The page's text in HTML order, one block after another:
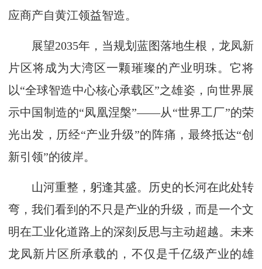
应商产自黄江领益智造。
展望2035年，当规划蓝图落地生根，龙凤新
片区将成为大湾区一颗璀璨的产业明珠。它将
以“全球智造中心核心承载区”之雄姿，向世界展
示中国制造的“凤凰涅槃”——从“世界工厂”的荣
光出发，历经“产业升级”的阵痛，最终抵达“创
新引领”的彼岸。
山河重整，躬逢其盛。历史的长河在此处转
弯，我们看到的不只是产业的升级，而是一个文
明在工业化道路上的深刻反思与主动超越。未来
龙凤新片区所承载的，不仅是千亿级产业的雄